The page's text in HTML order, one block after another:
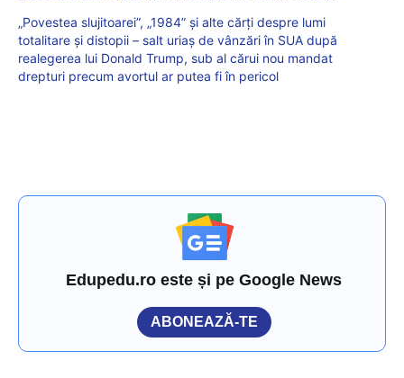
„Povestea slujitoarei”, „1984” și alte cărți despre lumi
totalitare și distopii – salt uriaș de vânzări în SUA după
realegerea lui Donald Trump, sub al cărui nou mandat
drepturi precum avortul ar putea fi în pericol
Edupedu.ro este și pe Google News
ABONEAZĂ-TE